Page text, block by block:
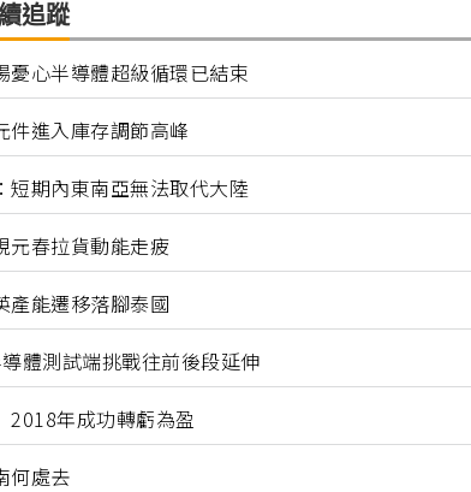
追蹤
心半導體超級循環已結束
進入庫存調節高峰
期內東南亞無法取代大陸
春拉貨動能走疲
能遷移落腳泰國
體測試端挑戰往前後段延伸
年成功轉虧為盈
何處去